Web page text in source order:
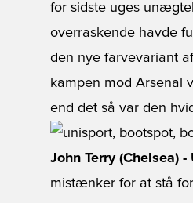
for sidste uges
overraskende havde
den nye farvevariant
kampen mod Arsenal
end det så var den
John Terry (Chelsea)
mistænker for at stå